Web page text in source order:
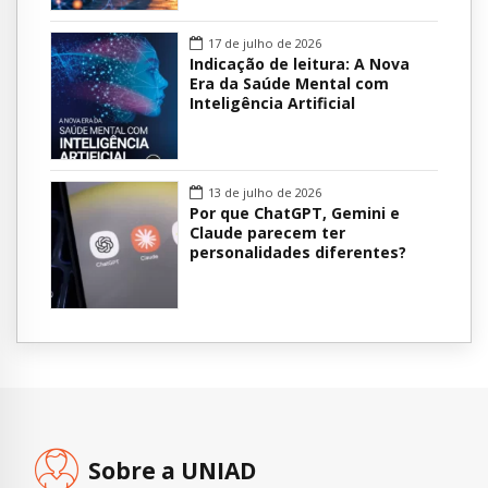
17 de julho de 2026
Indicação de leitura: A Nova
Era da Saúde Mental com
Inteligência Artificial
13 de julho de 2026
Por que ChatGPT, Gemini e
Claude parecem ter
personalidades diferentes?
Sobre a UNIAD